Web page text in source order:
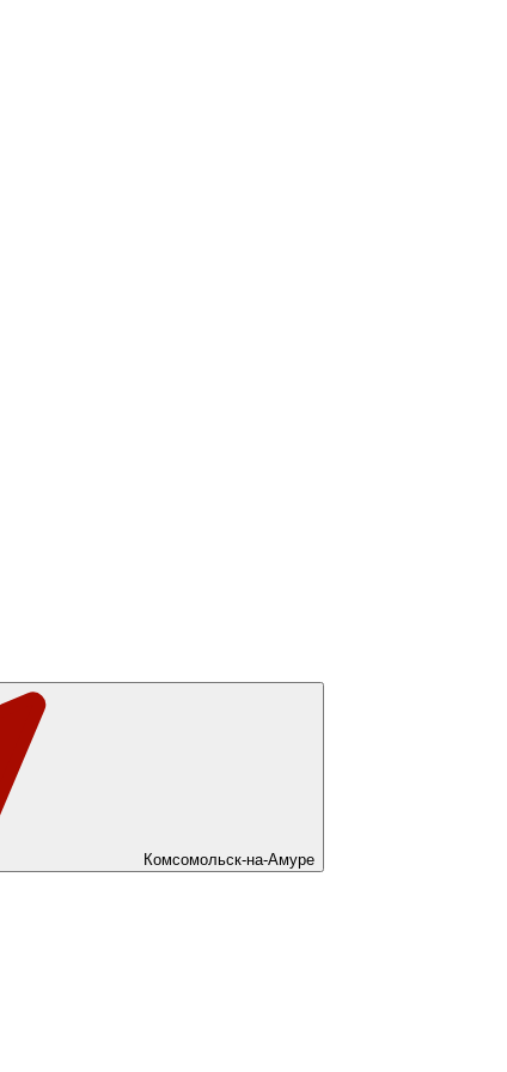
Комсомольск-на-Амуре